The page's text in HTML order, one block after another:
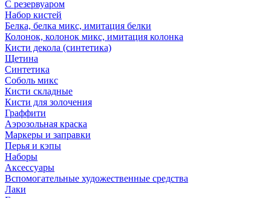
С резервуаром
Набор кистей
Белка, белка микс, имитация белки
Колонок, колонок микс, имитация колонка
Кисти декола (синтетика)
Щетина
Синтетика
Соболь микс
Кисти складные
Кисти для золочения
Граффити
Аэрозольная краска
Маркеры и заправки
Перья и кэпы
Наборы
Аксессуары
Вспомогательные художественные средства
Лаки